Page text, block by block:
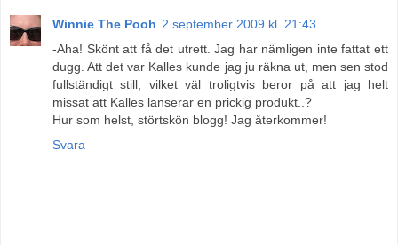
Winnie The Pooh 2 september 2009 kl. 21:43
-Aha! Skönt att få det utrett. Jag har nämligen inte fattat ett
dugg. Att det var Kalles kunde jag ju räkna ut, men sen stod
fullständigt still, vilket väl troligtvis beror på att jag helt
missat att Kalles lanserar en prickig produkt..?
Hur som helst, störtskön blogg! Jag återkommer!
Svara